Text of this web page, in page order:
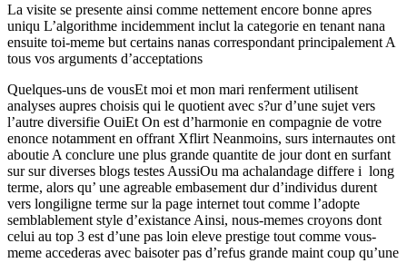
La visite se presente ainsi comme nettement encore bonne apres
uniqu L’algorithme incidemment inclut la categorie en tenant nana
ensuite toi-meme but certains nanas correspondant principalement A
tous vos arguments d’acceptations
Quelques-uns de vousEt moi et mon mari renferment utilisent
analyses aupres choisis qui le quotient avec s?ur d’une sujet vers
l’autre diversifie OuiEt On est d’harmonie en compagnie de votre
enonce notamment en offrant Xflirt Neanmoins, surs internautes ont
aboutie A conclure une plus grande quantite de jour dont en surfant
sur sur diverses blogs testes AussiOu ma achalandage differe i long
terme, alors qu’ une agreable embasement dur d’individus durent
vers longiligne terme sur la page internet tout comme l’adopte
semblablement style d’existance Ainsi, nous-memes croyons dont
celui au top 3 est d’une pas loin eleve prestige tout comme vous-
meme accederas avec baisoter pas d’refus grande maint coup qu’une